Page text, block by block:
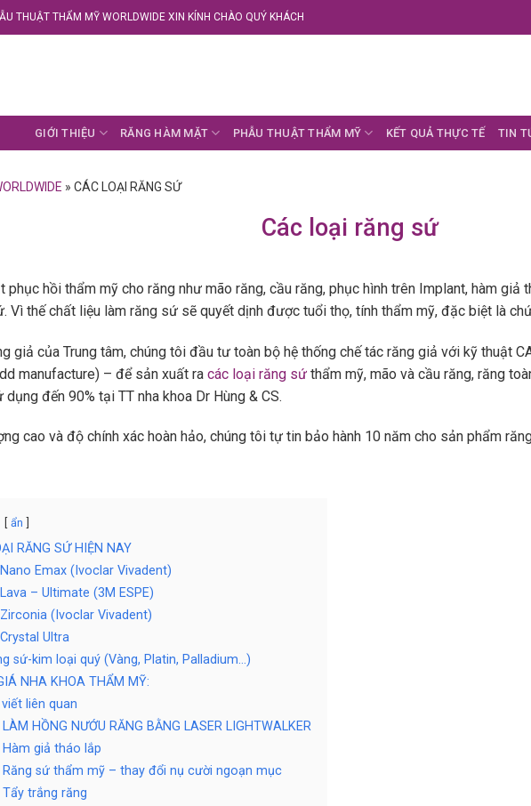
THUẬT THẨM MỸ WORLDWIDE XIN KÍNH CHÀO QUÝ KHÁCH
GIỚI THIỆU RĂNG HÀM MẶT PHẪU THUẬT THẨM MỸ KẾT QUẢ THỰC TẾ TIN
» CÁC LOẠI RĂNG SỨ
Các loại răng sứ
phục hồi thẩm mỹ cho răng như mão răng, cầu răng, phục hình trên Implant, hàm giả
Vì thế chất liệu làm răng sứ sẽ quyết dịnh được tuổi thọ, tính thẩm mỹ, đặc biệt là
giả của Trung tâm, chúng tôi đầu tư toàn bộ hệ thống chế tác răng giả với kỹ thuật
manufacture) – để sản xuất ra các loại răng sứthẩm mỹ, mão và cầu răng, răng
đến 90% tại TT nha khoa Dr Hùng & CS.
cao và độ chính xác hoàn hảo, chúng tôi tự tin bảo hành 10 năm cho sản phẩm
ẩn
RĂNG SỨ HIỆN NAY
Emax (Ivoclar Vivadent)
– Ultimate (3M ESPE)
(Ivoclar Vivadent)
Ultra
sứ-kim loại quý (Vàng, Platin, Palladium…)
NHA KHOA THẨM MỸ:
viết liên quan
LÀM HỒNG NƯỚU RĂNG BẰNG LASER LIGHTWALKER
Hàm giả tháo lắp
Răng sứ thẩm mỹ – thay đổi nụ cười ngoạn mục
Tẩy trắng răng